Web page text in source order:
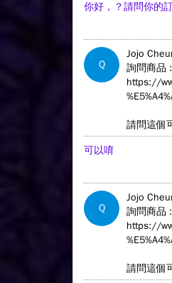
你好，？請問你的
Q
Jojo
詢問商品 :
https://
請問這個
可以唷
Q
Jojo
詢問商品 :
https://
請問這個